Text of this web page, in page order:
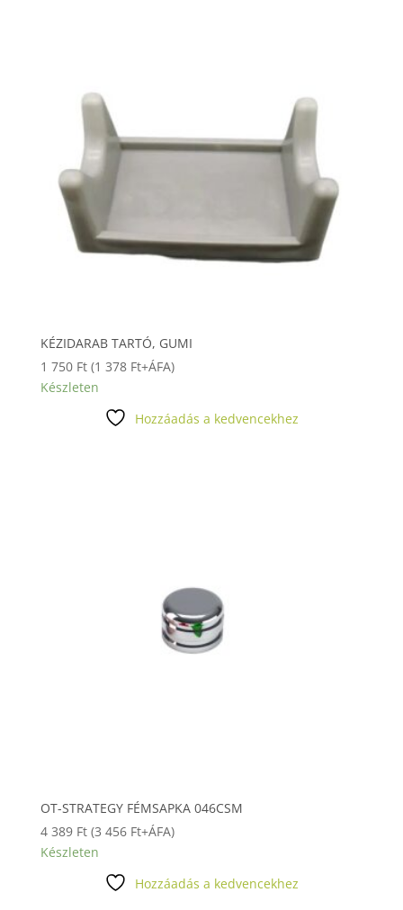
KÉZIDARAB TARTÓ, GUMI
1 750 Ft (1 378 Ft+ÁFA)
Készleten
Hozzáadás a kedvencekhez
OT-STRATEGY FÉMSAPKA 046CSM
4 389 Ft (3 456 Ft+ÁFA)
Készleten
Hozzáadás a kedvencekhez